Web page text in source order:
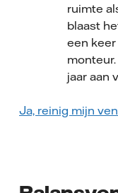
ruimte
blaast
een
jaar aan
Ja, reinig mijn